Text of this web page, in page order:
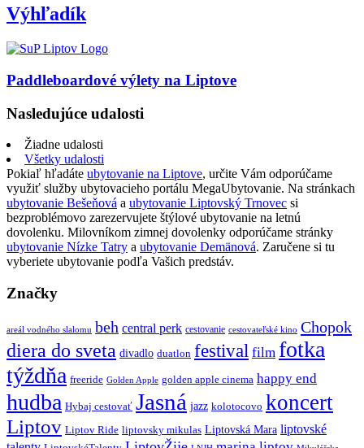
Výhľadík
Paddleboardové výlety na Liptove
Nasledujúce udalosti
Žiadne udalosti
Všetky udalosti
Pokiaľ hľadáte ubytovanie na Liptove, určite Vám odporúčame
využiť služby ubytovacieho portálu MegaUbytovanie. Na stránkach
ubytovanie Bešeňová a ubytovanie Liptovský Trnovec si
bezproblémovo zarezervujete štýlové ubytovanie na letnú
dovolenku. Milovníkom zimnej dovolenky odporúčame stránky
ubytovanie Nízke Tatry a ubytovanie Demänová. Zaručene si tu
vyberiete ubytovanie podľa Vašich predstáv.
Značky
areál vodného slalomu beh central perk cestovanie cestovateľské kino Chopok
diera do sveta divadlo duatlon festival film fotka
týždňa freeride Golden Apple golden apple cinema happy end
hudba Hybaj cestovať Jasná jazz kolotocovo koncert
Liptov Liptov Ride liptovsky mikulas Liptovská Mara liptovské